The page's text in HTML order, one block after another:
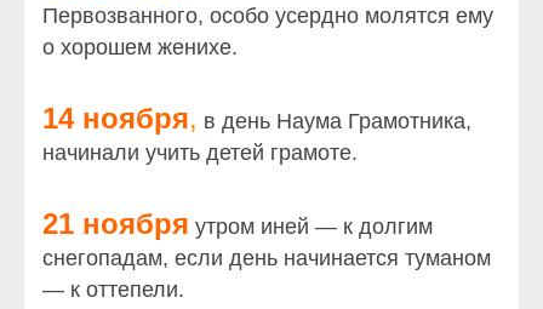
Первозванного, особо усердно молятся ему
о хорошем женихе.
14 ноября, в день Наума Грамотника,
начинали учить детей грамоте.
21 ноября утром иней — к долгим
снегопадам, если день начинается туманом
— к оттепели.